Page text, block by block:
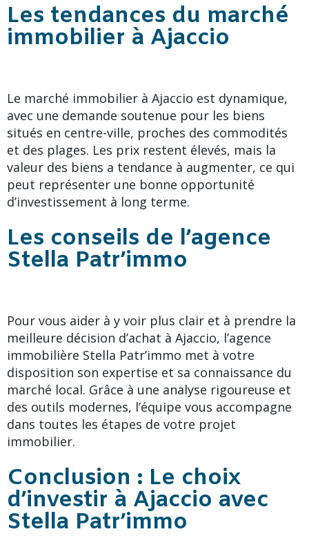
Les tendances du marché
immobilier à Ajaccio
Le marché immobilier à Ajaccio est dynamique,
avec une demande soutenue pour les biens
situés en centre-ville, proches des commodités
et des plages. Les prix restent élevés, mais la
valeur des biens a tendance à augmenter, ce qui
peut représenter une bonne opportunité
d’investissement à long terme.
Les conseils de l’agence
Stella Patr’immo
Pour vous aider à y voir plus clair et à prendre la
meilleure décision d’achat à Ajaccio, l’agence
immobilière Stella Patr’immo met à votre
disposition son expertise et sa connaissance du
marché local. Grâce à une analyse rigoureuse et
des outils modernes, l’équipe vous accompagne
dans toutes les étapes de votre projet
immobilier.
Conclusion : Le choix
d’investir à Ajaccio avec
Stella Patr’immo